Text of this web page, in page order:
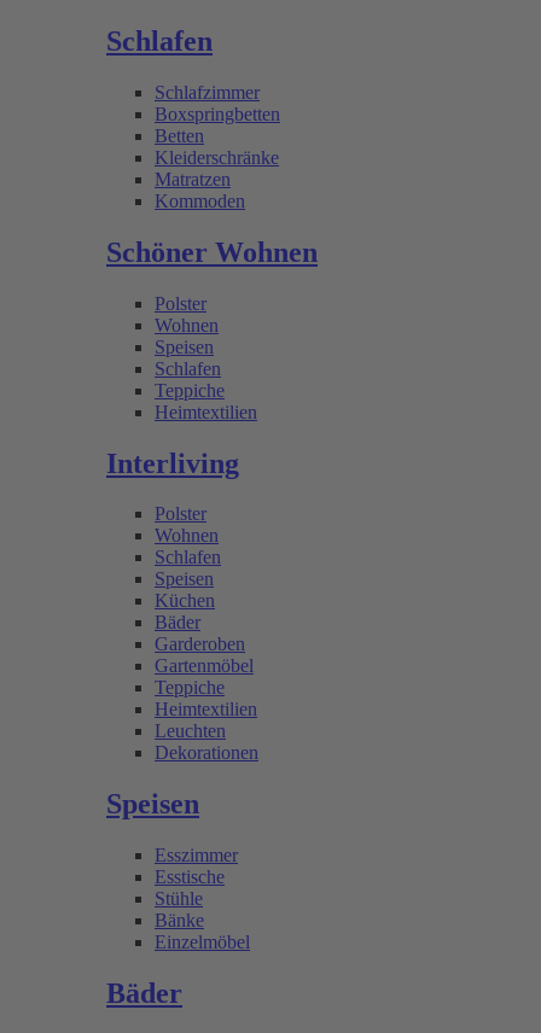
Schlafen
Schlafzimmer
Boxspringbetten
Betten
Kleiderschränke
Matratzen
Kommoden
Schöner Wohnen
Polster
Wohnen
Speisen
Schlafen
Teppiche
Heimtextilien
Interliving
Polster
Wohnen
Schlafen
Speisen
Küchen
Bäder
Garderoben
Gartenmöbel
Teppiche
Heimtextilien
Leuchten
Dekorationen
Speisen
Esszimmer
Esstische
Stühle
Bänke
Einzelmöbel
Bäder